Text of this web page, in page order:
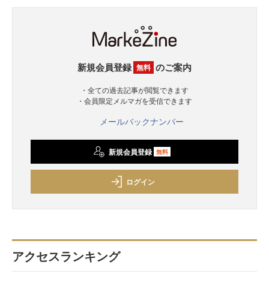
新規会員登録 無料 のご案内
・全ての過去記事が閲覧できます
・会員限定メルマガを受信できます
メールバックナンバー
新規会員登録 無料
ログイン
アクセスランキング